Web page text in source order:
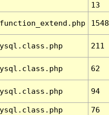
13
1548
211
62
94
76